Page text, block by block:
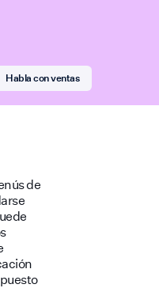
Habla con ventas
de